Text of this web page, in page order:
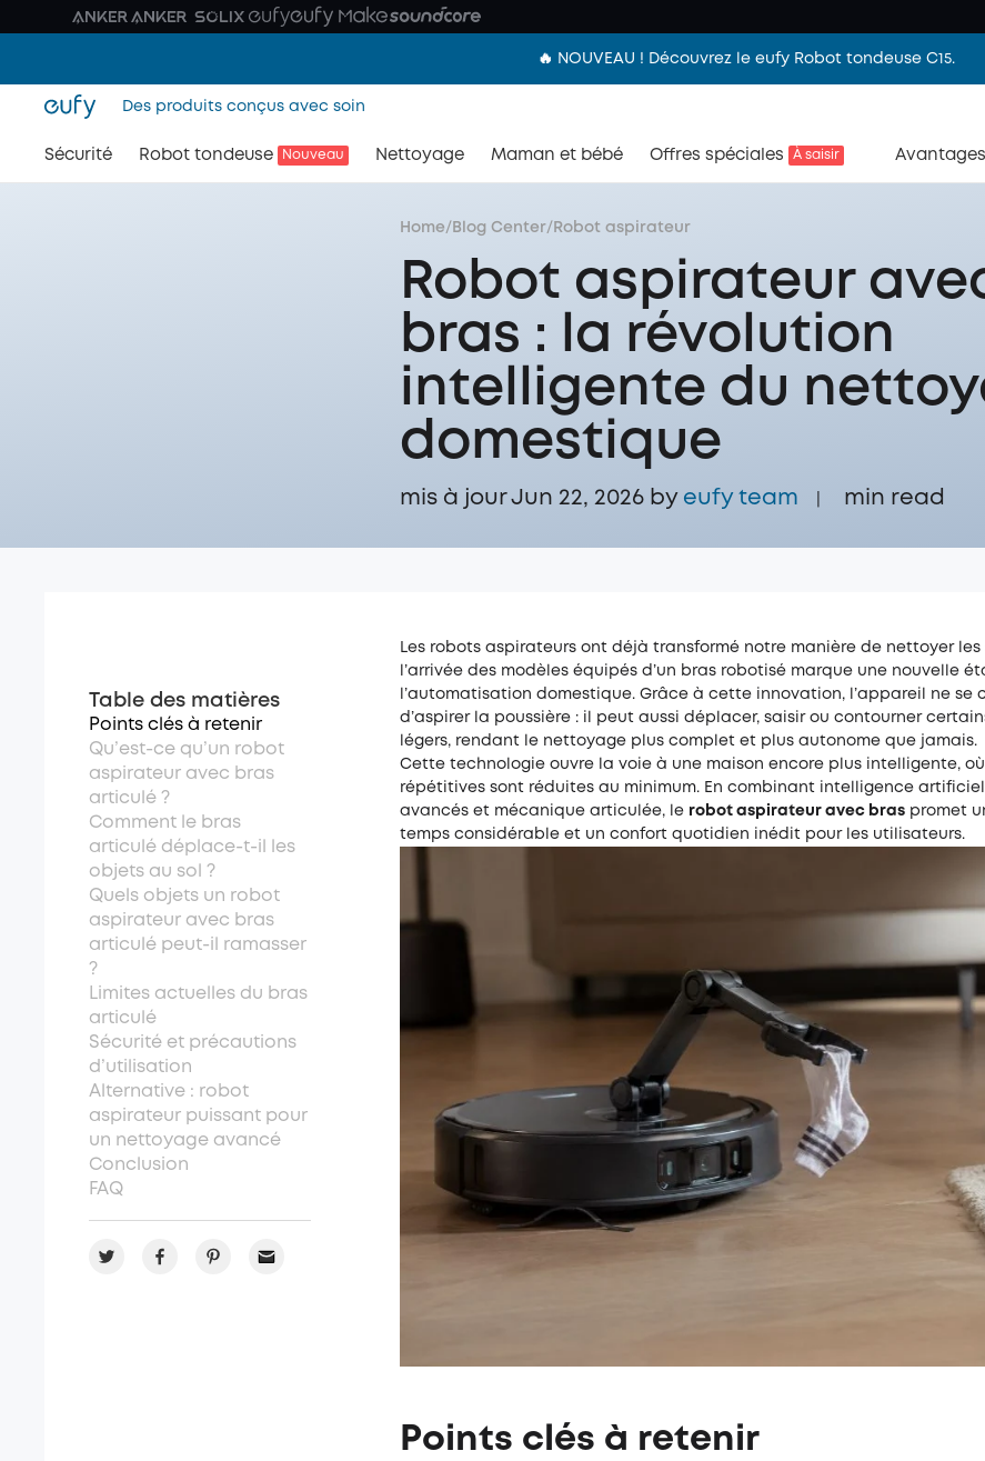
🔥 NOUVEAU ! Découvrez le eufy Robot tondeuse C15.
Des produits conçus avec soin
Sécurité Robot tondeuse Nouveau Nettoyage Maman et bébé Offres spéciales À saisir
Home/ Blog Center/ Robot aspirateur
Robot aspirateur
bras : la révolution
intelligente du
domestique
mis à jour Jun 22, 2026 by eufy team min read
Les robots aspirateurs ont déjà transformé notre manière de nettoyer les
l’arrivée des modèles équipés d’un bras robotisé marque une nouvelle
l’automatisation domestique. Grâce à cette innovation, l’appareil ne se
d’aspirer la poussière : il peut aussi déplacer, saisir ou contourner
légers, rendant le nettoyage plus complet et plus autonome que jamais.
Cette technologie ouvre la voie à une maison encore plus intelligente,
répétitives sont réduites au minimum. En combinant intelligence
avancés et mécanique articulée, le robot aspirateur avec bras promet
temps considérable et un confort quotidien inédit pour les utilisateurs.
Points clés à retenir
Table des matières
Points clés à retenir
Qu’est-ce qu’un robot
aspirateur avec bras
articulé ?
Comment le bras
articulé déplace-t-il les
objets au sol ?
Quels objets un robot
aspirateur avec bras
articulé peut-il ramasser
?
Limites actuelles du bras
articulé
Sécurité et précautions
d’utilisation
Alternative : robot
aspirateur puissant pour
un nettoyage avancé
Conclusion
FAQ